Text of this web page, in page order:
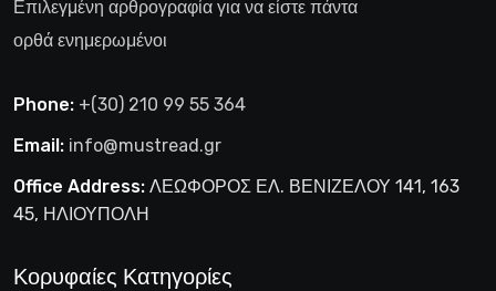
Επιλεγμένη αρθρογραφία για να είστε πάντα
ορθά ενημερωμένοι
Phone: +(30) 210 99 55 364
Email: info@mustread.gr
Office Address: ΛΕΩΦΟΡΟΣ ΕΛ. ΒΕΝΙΖΕΛΟΥ 141, 163
45, ΗΛΙΟΥΠΟΛΗ
Κορυφαίες Κατηγορίες